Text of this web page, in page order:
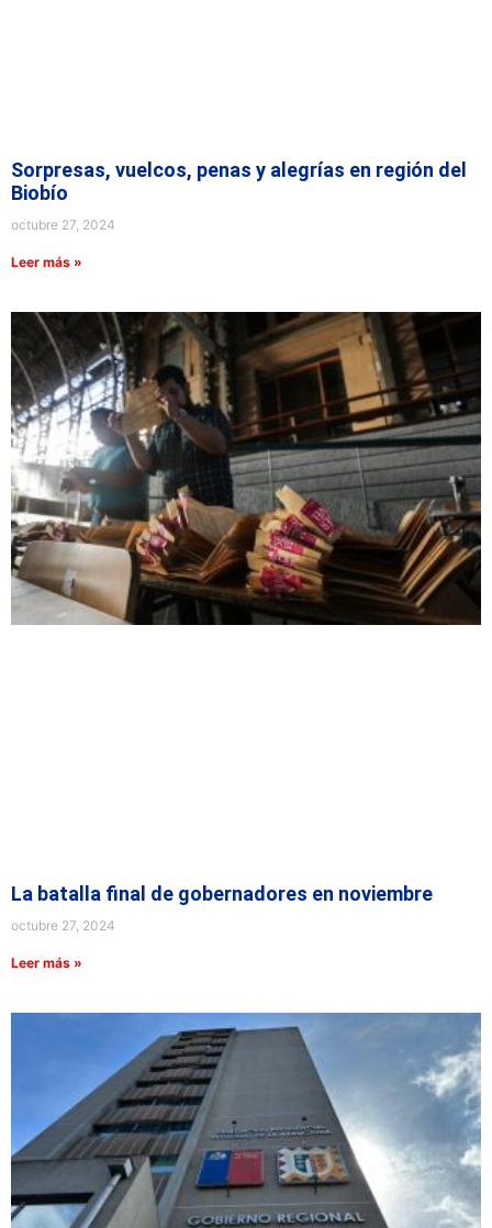
Sorpresas, vuelcos, penas y alegrías en región del
Biobío
octubre 27, 2024
Leer más »
La batalla final de gobernadores en noviembre
octubre 27, 2024
Leer más »